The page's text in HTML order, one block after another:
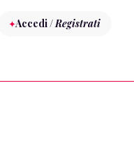
Accedi /Registrati